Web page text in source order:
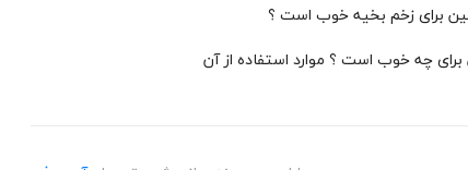
برای زخم بخیه خوب است ؟
برای چه خوب است ؟ موارد استفاده از آن